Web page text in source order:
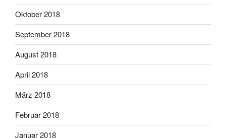
Oktober 2018
September 2018
August 2018
April 2018
März 2018
Februar 2018
Januar 2018